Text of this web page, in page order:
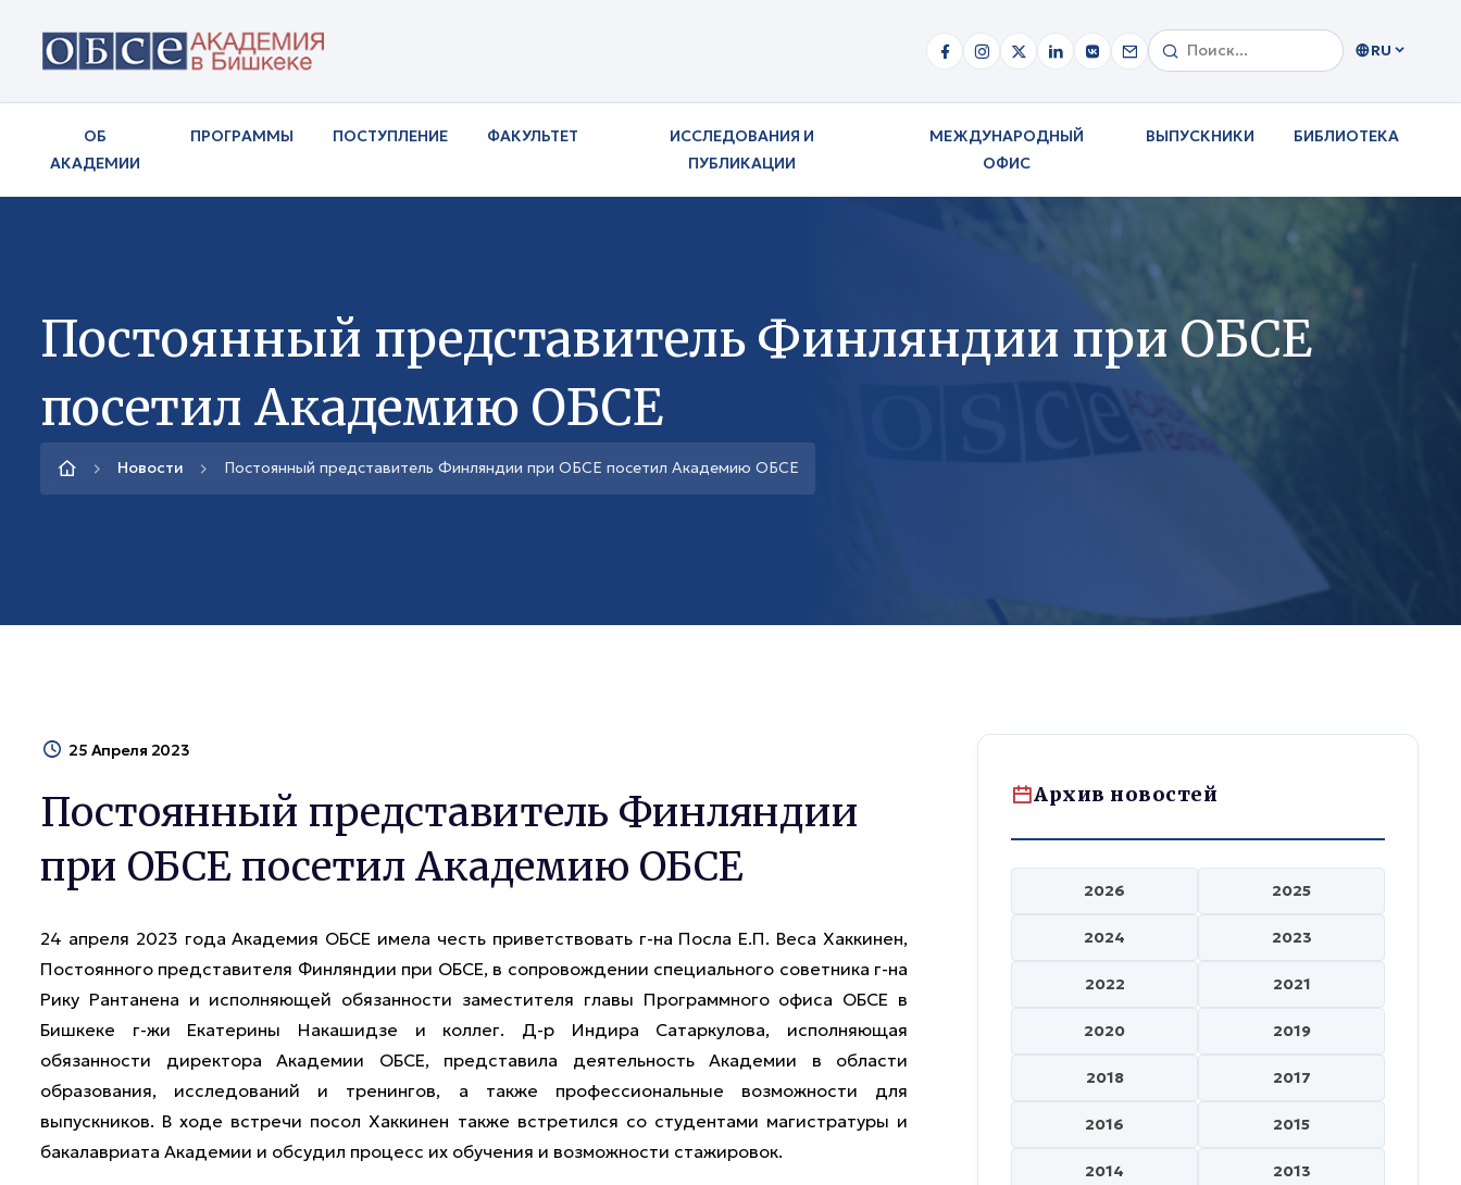
RU
ОБ
АКАДЕМИИ
ПРОГРАММЫ ПОСТУПЛЕНИЕ ФАКУЛЬТЕТ
ИССЛЕДОВАНИЯ И
ПУБЛИКАЦИИ
МЕЖДУНАРОДНЫЙ
ОФИС
ВЫПУСКНИКИ БИБЛИОТЕКА
Постоянный представитель Финляндии при ОБСЕ
посетил Академию ОБСЕ
Новости Постоянный представитель Финляндии при ОБСЕ посетил Академию ОБСЕ
25 Апреля 2023
Постоянный представитель Финляндии
при ОБСЕ посетил Академию ОБСЕ
24 апреля 2023 года Академия ОБСЕ имела честь приветствовать г-на Посла Е.П. Веса Хаккинен,
Постоянного представителя Финляндии при ОБСЕ, в сопровождении специального советника г-на
Рику Рантанена и исполняющей обязанности заместителя главы Программного офиса ОБСЕ в
Бишкеке г-жи Екатерины Накашидзе и коллег. Д-р Индира Сатаркулова, исполняющая
обязанности директора Академии ОБСЕ, представила деятельность Академии в области
образования, исследований и тренингов, а также профессиональные возможности для
выпускников. В ходе встречи посол Хаккинен также встретился со студентами магистратуры и
бакалавриата Академии и обсудил процесс их обучения и возможности стажировок.
Архив новостей
2026 2025
2024 2023
2022 2021
2020 2019
2018 2017
2016 2015
2014 2013